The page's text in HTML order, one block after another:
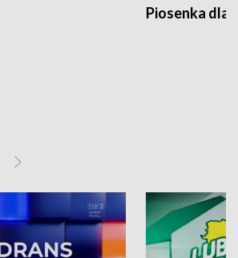
Piosenka dla